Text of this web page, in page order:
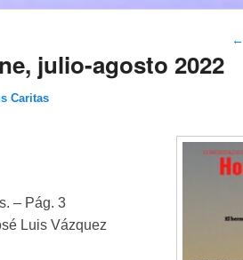
←
julio-agosto 2022
Caritas
– Pág. 3
Luis Vázquez